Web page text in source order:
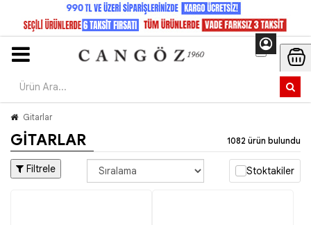
Gitarlar
GITARLAR 1082 ürün bulundu
Filtrele Stoktakiler